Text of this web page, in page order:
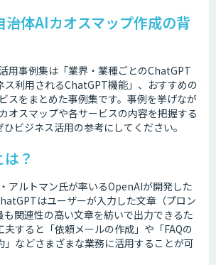
体AIカオスマップ作成の背
用事例集は「業界・業種ごとのChatGPT
ス利用されるChatGPT機能」、おすすめの
スをまとめた事例集です。事例を挙げなが
オスマップや各サービスの内容を把握する
ビジネス活用の参考にしてください。
？
アルトマン氏が率いるOpenAIが開発した
はユーザーが入力した文章（プロン
も関連性の高い文章を紡いで出力できるた
夫すると「依頼メールの作成」や「FAQの
」などさまざまな業務に活用することが可